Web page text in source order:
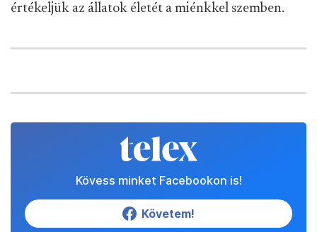
értékeljük az állatok életét a miénkkel szemben.
Kövess minket Facebookon is!
Követem!